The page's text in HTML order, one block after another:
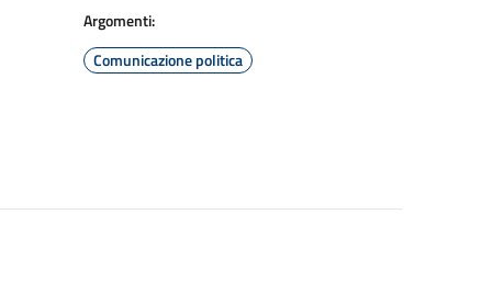
Argomenti:
Comunicazione politica